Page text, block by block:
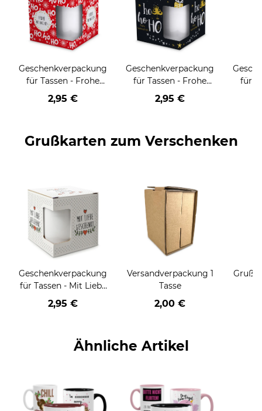
Geschenkverpackung
für Tassen - Frohe
Weihnachten - HO
HO HO - rot
2,95 €
Geschenkverpackung
für Tassen - Frohe
Weihnachten - HO
HO HO - schwarz
2,95 €
für
Grußkarten zum Verschenken
Geschenkverpackung
für Tassen - Mit Liebe
geschenkt
2,95 €
Versandverpackung 1
Tasse
2,00 €
Ähnliche Artikel